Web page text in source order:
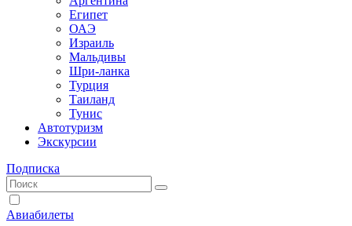
Египет
ОАЭ
Израиль
Мальдивы
Шри-ланка
Турция
Таиланд
Тунис
Автотуризм
Экскурсии
Подписка
Авиабилеты